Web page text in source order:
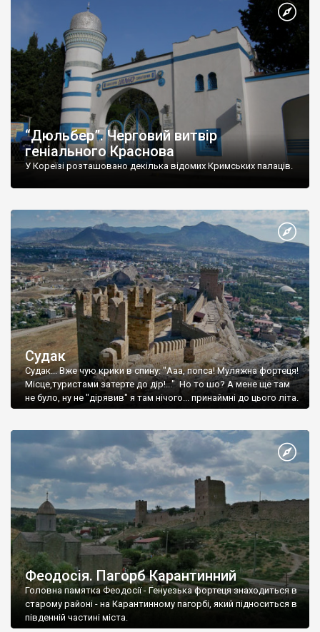
“Дюльбер”. Черговий витвір
геніального Краснова
У Кореїзі розташовано декілька відомих Кримських палаців.
Судак
Судак... Вже чую крики в спину: "Ааа, попса! Муляжна фортеця!
Місце,туристами затерте до дір!..." Но то шо? А мене ще там
не було, ну не "дірявив" я там нічого... принаймні до цього літа.
Феодосія. Пагорб Карантинний
Головна памятка Феодосії - Генуезька фортеця знаходиться в
старому районі - на Карантинному пагорбі, який підноситься в
південній частині міста.